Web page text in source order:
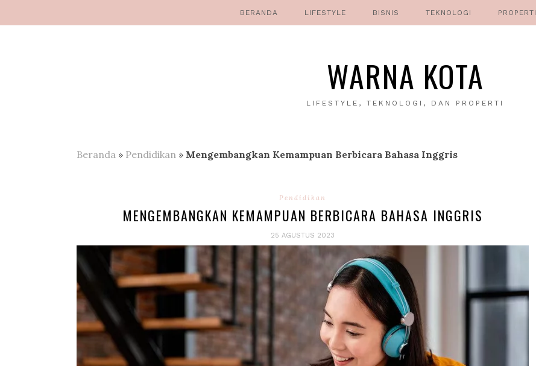
BERANDA LIFESTYLE BISNIS TEKNOLOGI PROPERTI
WARNA KOTA
LIFESTYLE, TEKNOLOGI, DAN PROPERTI
Beranda » Pendidikan » Mengembangkan Kemampuan Berbicara Bahasa Inggris
Pendidikan
MENGEMBANGKAN KEMAMPUAN BERBICARA BAHASA INGGRIS
25 AGUSTUS 2023